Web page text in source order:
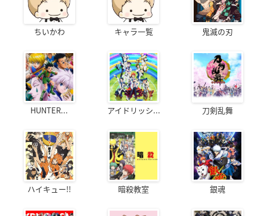
ちいかわ キャラ一覧 鬼滅の刃
HUNTER... アイドリッシ... 刀剣乱舞
ハイキュー!! 暗殺教室 銀魂